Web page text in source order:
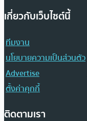
เกี่ยวกับเว็บไซต์นี้
ทีมงาน
นโยบายความเป็นส่วนตัว
Advertise
ตั้งค่าคุกกี้
ติดตามเรา